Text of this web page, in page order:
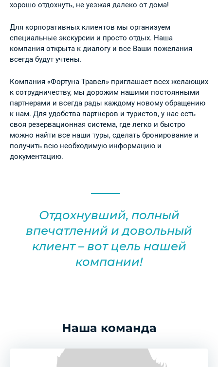
хорошо отдохнуть, не уезжая далеко от дома!
Для корпоративных клиентов мы организуем
специальные экскурсии и просто отдых. Наша
компания открыта к диалогу и все Ваши пожелания
всегда будут учтены.
Компания «Фортуна Травел» приглашает всех желающих
к сотрудничеству, мы дорожим нашими постоянными
партнерами и всегда рады каждому новому обращению
к нам. Для удобства партнеров и туристов, у нас есть
своя резервационная система, где легко и быстро
можно найти все наши туры, сделать бронирование и
получить всю необходимую информацию и
документацию.
Отдохнувший, полный
впечатлений и довольный
клиент – вот цель нашей
компании!
Наша команда